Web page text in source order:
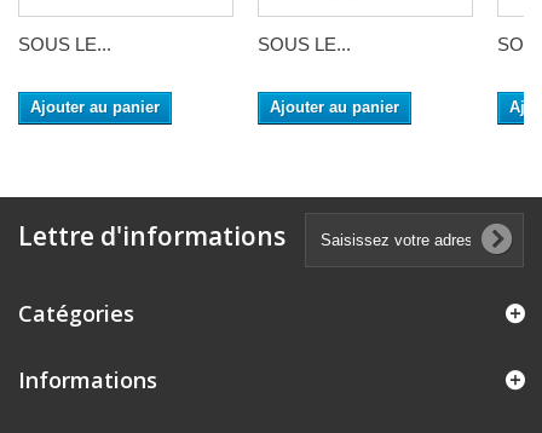
SOUS LE...
Ajouter au panier
SOUS LE...
Ajouter au panier
Lettre d'informations
Catégories
Informations